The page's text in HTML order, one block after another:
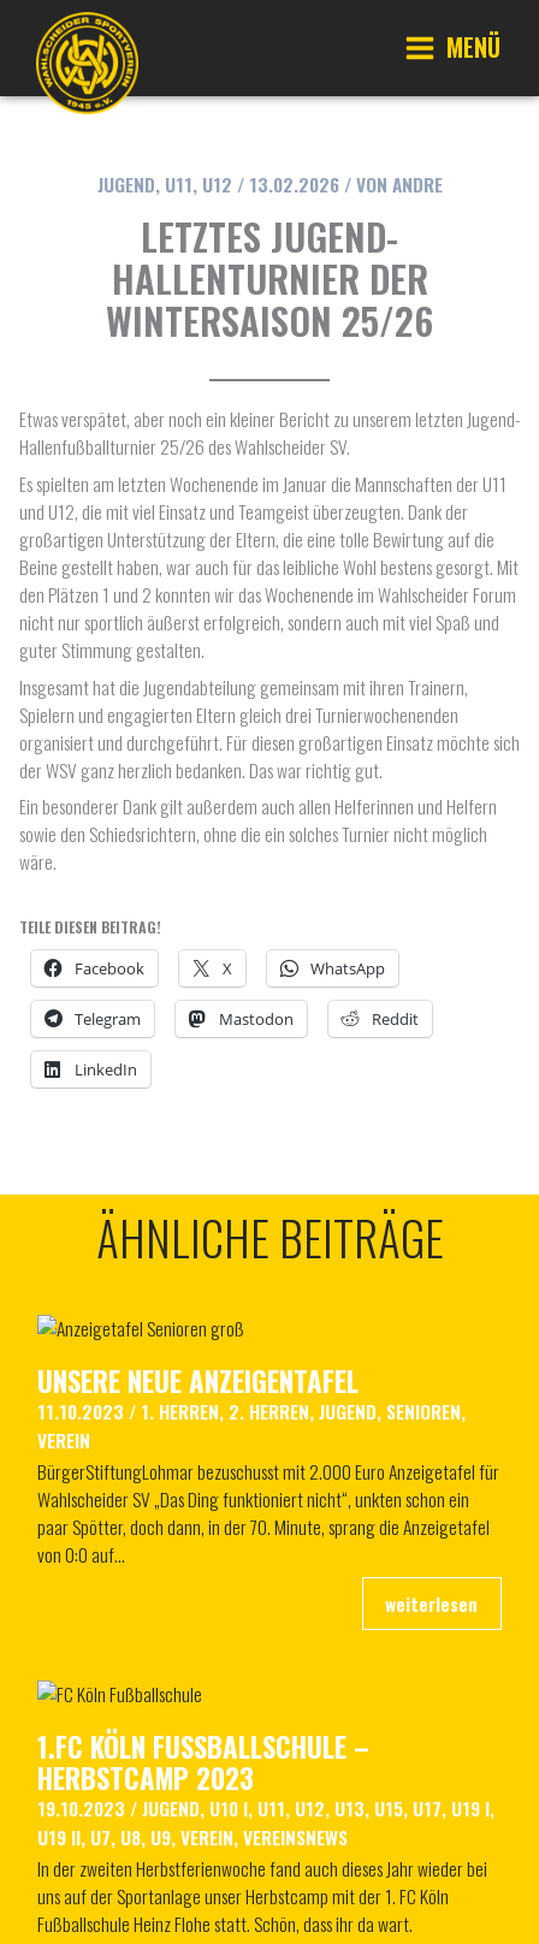
springen
Main
MENÜ
JUGEND, U11, U12 / 13.02.2026 / VON ANDRE
LETZTES JUGEND-
HALLENTURNIER DER
WINTERSAISON 25/26
Etwas verspätet, aber noch ein kleiner Bericht zu unserem letzten Jugend-
Hallenfußballturnier 25/26 des Wahlscheider SV.
Es spielten am letzten Wochenende im Januar die Mannschaften der U11
und U12, die mit viel Einsatz und Teamgeist überzeugten. Dank der
großartigen Unterstützung der Eltern, die eine tolle Bewirtung auf die
Beine gestellt haben, war auch für das leibliche Wohl bestens gesorgt. Mit
den Plätzen 1 und 2 konnten wir das Wochenende im Wahlscheider Forum
nicht nur sportlich äußerst erfolgreich, sondern auch mit viel Spaß und
guter Stimmung gestalten.
Insgesamt hat die Jugendabteilung gemeinsam mit ihren Trainern,
Spielern und engagierten Eltern gleich drei Turnierwochenenden
organisiert und durchgeführt. Für diesen großartigen Einsatz möchte sich
der WSV ganz herzlich bedanken. Das war richtig gut.
Ein besonderer Dank gilt außerdem auch allen Helferinnen und Helfern
sowie den Schiedsrichtern, ohne die ein solches Turnier nicht möglich
wäre.
TEILE DIESEN BEITRAG!
Facebook X WhatsApp
Telegram Mastodon Reddit
LinkedIn
ÄHNLICHE BEITRÄGE
UNSERE NEUE ANZEIGENTAFEL
11.10.2023 / 1. HERREN, 2. HERREN,JUGEND, SENIOREN,
VEREIN
BürgerStiftungLohmar bezuschusst mit 2.000 Euro Anzeigetafel für
Wahlscheider SV „Das Ding funktioniert nicht“, unkten schon ein
paar Spötter, doch dann, in der 70. Minute, sprang die Anzeigetafel
von 0:0 auf…
1.FC KÖLN FUSSBALLSCHULE – H
ERBSTCAMP 2023
19.10.2023 /JUGEND, U10 I, U11, U12, U13, U15, U17, U19 I,
U19 II, U7, U8, U9,VEREIN,VEREINSNEWS
In der zweiten Herbstferienwoche fand auch dieses Jahr wieder bei
uns auf der Sportanlage unser Herbstcamp mit der 1. FC Köln
Fußballschule Heinz Flohe statt. Schön, dass ihr da wart.